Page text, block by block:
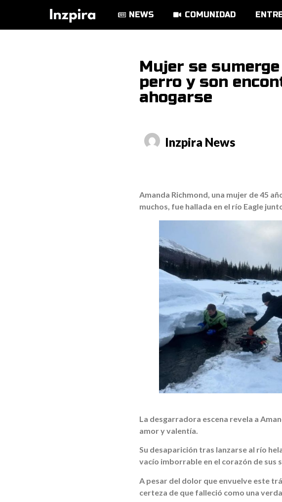
NEWS COMUNIDAD
Mujer se
perro y son
ahogarse
Inzpira News
Amanda Richmond, una mujer de 45
muchos, fue hallada en el río Eagle
La desgarradora escena revela a
amor y valentía.
Su desaparición tras lanzarse al río
vacío imborrable en el corazón de sus
A pesar del dolor que envuelve este
certeza de que falleció como una